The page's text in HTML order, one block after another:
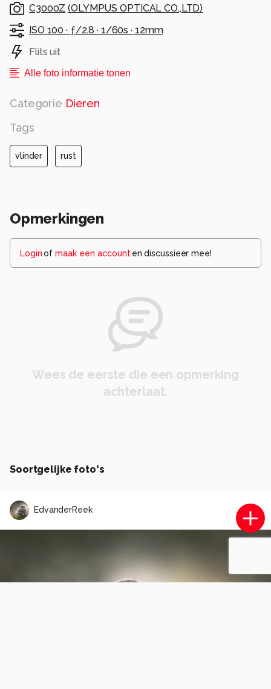
C3000Z (OLYMPUS OPTICAL CO.,LTD)
ISO 100 · ƒ/2.8 · 1/60s · 12mm
Flits uit
Alle foto informatie tonen
Categorie Dieren
Tags
vlinder rust
Opmerkingen
Loginof maak een account en discussieer mee!
Wees de eerste die een opmerking
achterlaat.
Soortgelijke foto's
EdvanderReek